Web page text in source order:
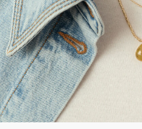
BOUCLES D'OREILLES PUCES
BOUCLES D'OREILLES À L'UNITÉ
BOUCLES D'OREILLES CLIPS
SET DE 3
CHAINES
SAUTOIRS
PENDENTIFS
COLLIERS DORÉS
BRACELETS SOUPLES
MANCHETTES
BRACELETS À COMPOSER
MONTRES
BAGUES DORÉES
BAGUES ARGENTÉES
CHEVALIÈRES
PIERRES NATURELLES
ZODIAQUE
PAMPILLES CRÉOLES
BOUCLES D'OREILLES COMPATIBLES
PIERCINGS EAR CUFF
PIERCING HÉLIX & TRAGUS
PIERCINGS DORÉS
PIERCINGS ARGENTÉS
CADEAUX À MOINS DE 30€
CADEAUX À MOINS DE 50€
CADEAUX À MOINS DE 100€
BIJOUX À COMPOSER
BROCHES
FOULARDS
CEINTURES
PORTE CLÉS
BELOVED
ARGENT SIGNATURE
MADELEINE
TALISMANS
NOTRE GUIDE PERÇAGE
MY AGATHA CLUB
NOUS REJOINDRE
NOUS CONTACTER